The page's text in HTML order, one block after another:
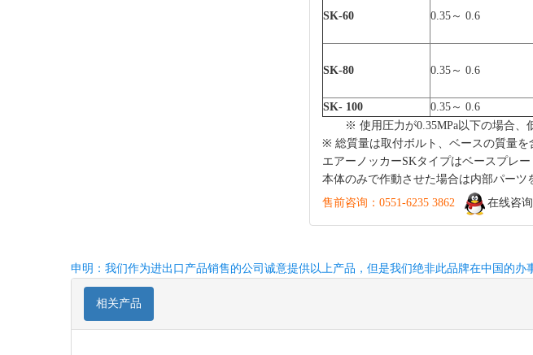
SK-60 0.35～ 0.6
SK-80 0.35～ 0.6
SK- 100
0.35～ 0.6
※ 使用圧力が0.35MPa以下の場合、
※ 総質量は取付ボルト、ベースの質量を
エアーノッカーSKタイプはベースプレ
本体のみで作動させた場合は内部パーツ
售前咨询：0551-6235 3862
在线咨询
申明：我们作为进出口产品销售的公司诚意提供以上产品，但是我们绝非此品牌在中国的
相关产品